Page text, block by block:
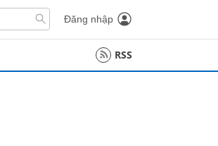
Đăng nhập
RSS